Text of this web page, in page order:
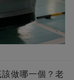
做哪一個？老